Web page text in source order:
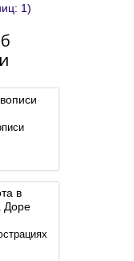
1)